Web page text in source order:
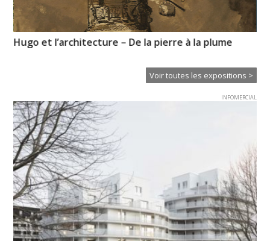
Hugo et l’architecture – De la pierre à la plume
Voir toutes les expositions >
INFOMERCIAL